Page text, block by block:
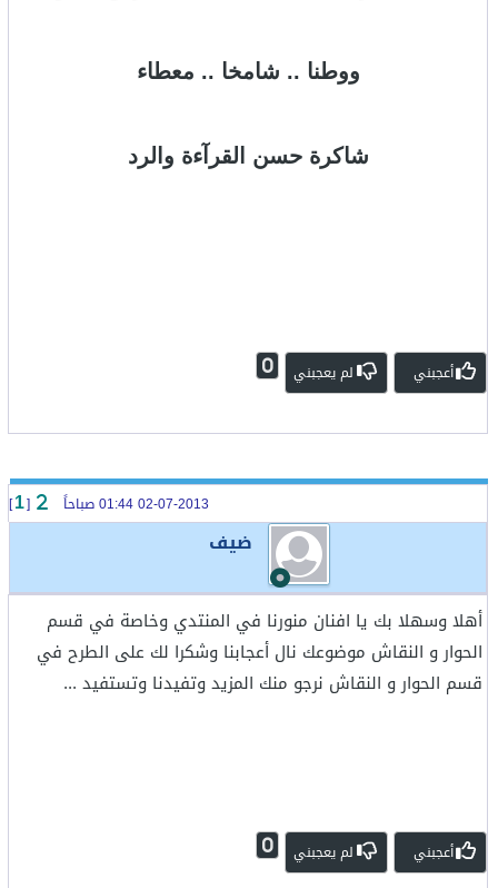
ووطنا .. شامخا .. معطاء
شاكرة حسن القرآءة والرد
أعجبني لم يعجبني 0
[
1
]
ضيف
أهلا وسهلا بك يا افنان منورنا في المنتدي وخاصة في قسم
الحوار و النقاش موضوعك نال أعجابنا وشكرا لك على الطرح في
قسم الحوار و النقاش نرجو منك المزيد وتفيدنا وتستفيد ...
أعجبني لم يعجبني 0